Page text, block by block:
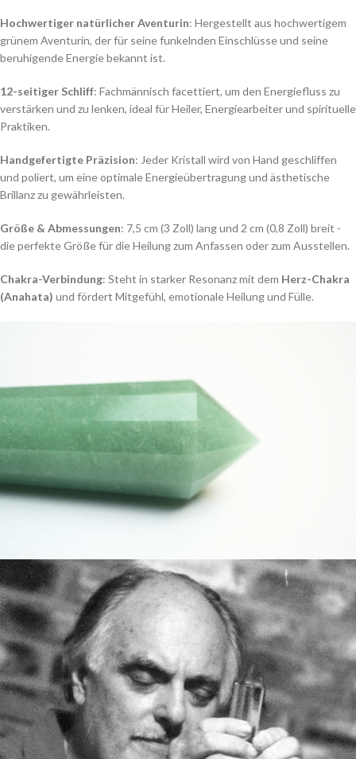
Hochwertiger natürlicher Aventurin: Hergestellt aus hochwertigem
grünem Aventurin, der für seine funkelnden Einschlüsse und seine
beruhigende Energie bekannt ist.
12-seitiger Schliff: Fachmännisch facettiert, um den Energiefluss zu
verstärken und zu lenken, ideal für Heiler, Energiearbeiter und spirituelle
Praktiken.
Handgefertigte Präzision: Jeder Kristall wird von Hand geschliffen
und poliert, um eine optimale Energieübertragung und ästhetische
Brillanz zu gewährleisten.
Größe & Abmessungen: 7,5 cm (3 Zoll) lang und 2 cm (0,8 Zoll) breit -
die perfekte Größe für die Heilung zum Anfassen oder zum Ausstellen.
Chakra-Verbindung: Steht in starker Resonanz mit dem Herz-Chakra
(Anahata) und fördert Mitgefühl, emotionale Heilung und Fülle.